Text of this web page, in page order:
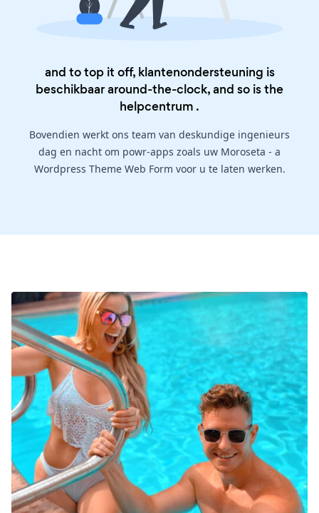
and to top it off, klantenondersteuning is
beschikbaar around-the-clock, and so is the
helpcentrum .
Bovendien werkt ons team van deskundige ingenieurs
dag en nacht om powr-apps zoals uw Moroseta - a
Wordpress Theme Web Form voor u te laten werken.